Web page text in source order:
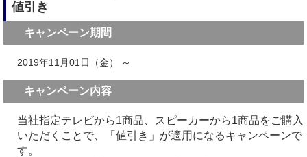
値引き
キャンペーン期間
2019年11月01日（金） ～
キャンペーン内容
当社指定テレビから1商品、スピーカーから1商品をご購入
いただくことで、「値引き」が適用になるキャンペーンで
す。